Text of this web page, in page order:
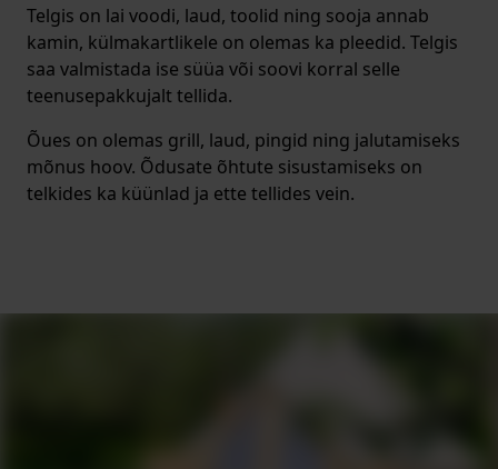
Telgis on lai voodi, laud, toolid ning sooja annab
kamin, külmakartlikele on olemas ka pleedid. Telgis
saa valmistada ise süüa või soovi korral selle
teenusepakkujalt tellida.
Õues on olemas grill, laud, pingid ning jalutamiseks
mõnus hoov. Õdusate õhtute sisustamiseks on
telkides ka küünlad ja ette tellides vein.